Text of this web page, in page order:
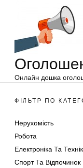
Онлайн дошка
ФІЛЬТР ПО
Нерухомість
Робота
Електроніка Та
Спорт Та Відпочинок